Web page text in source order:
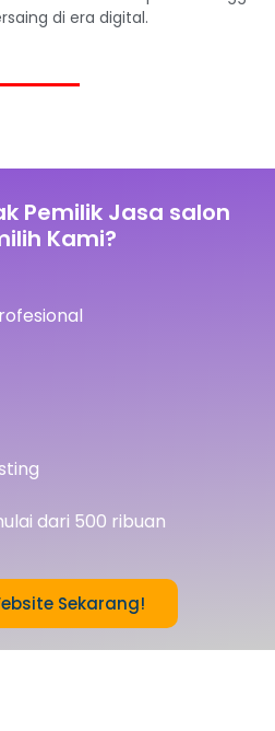
di era digital.
Pemilik Jasa salon
Kami?
dari 500 ribuan
Sekarang!